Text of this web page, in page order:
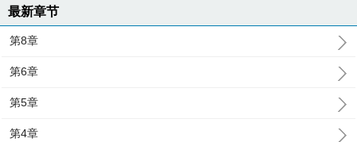
最新章节
第8章
第6章
第5章
第4章